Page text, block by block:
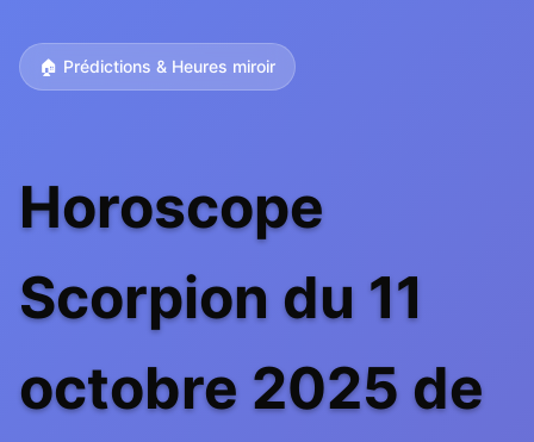
🏠 Prédictions & Heures miroir
Horoscope
Scorpion du 11
octobre 2025 de